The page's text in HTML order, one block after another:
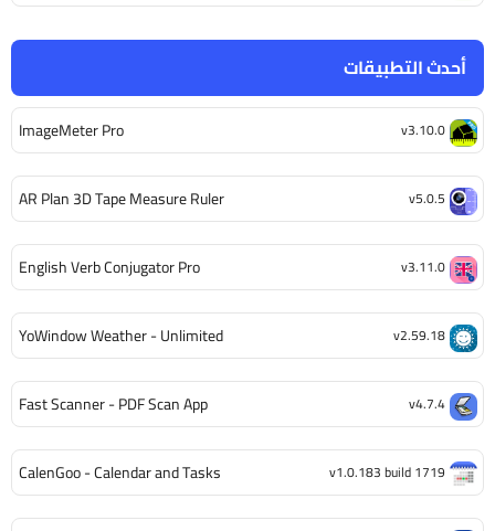
أحدث التطبيقات
ImageMeter Pro v3.10.0
AR Plan 3D Tape Measure Ruler v5.0.5
English Verb Conjugator Pro v3.11.0
YoWindow Weather - Unlimited v2.59.18
Fast Scanner - PDF Scan App v4.7.4
CalenGoo - Calendar and Tasks v1.0.183 build 1719